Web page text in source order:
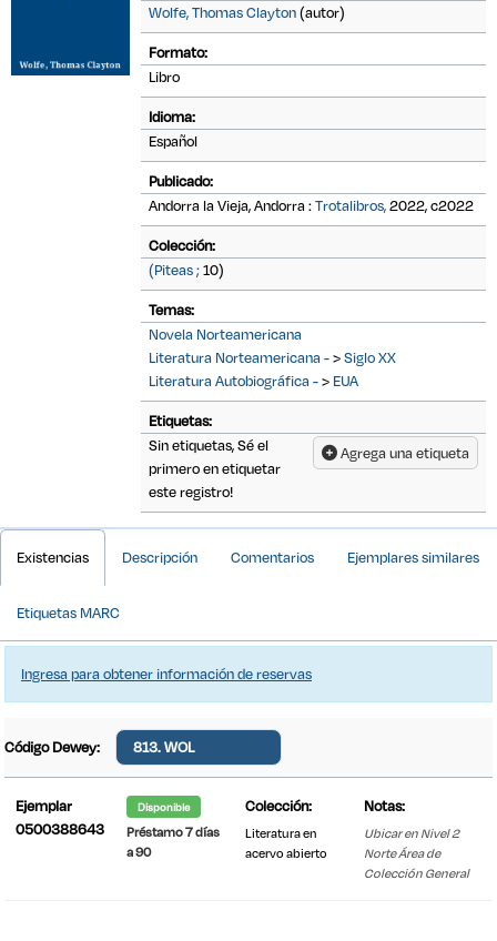
Detalles Bibliográficos
Wolfe, Thomas Clayton(autor)
Formato:
Libro
Idioma:
Español
Publicado:
Andorra la Vieja, Andorra :Trotalibros,2022, c2022
Colección:
(Piteas ;10)
Temas:
Novela Norteamericana
Literatura Norteamericana ->Siglo XX
Literatura Autobiográfica -> EUA
Etiquetas:
Agrega una etiqueta
Sin etiquetas, Sé el
primero en etiquetar
este registro!
Existencias Descripción Comentarios Ejemplares similares
Etiquetas MARC
Ingresa para obtener información de reservas
Código Dewey: 813. WOL
Ejemplar
0500388643
Disponible
Préstamo 7 días
a 90
Colección:
Literatura en
acervo abierto
Notas:
Ubicar en Nivel 2
Norte Área de
Colección General